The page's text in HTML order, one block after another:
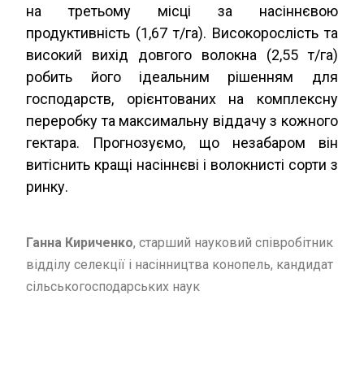
на третьому місці за насіннєвою
продуктивність (1,67 т/га). Високорослість та
високий вихід довгого волокна (2,55 т/га)
робить його ідеальним рішенням для
господарств, орієнтованих на комплексну
переробку та максимальну віддачу з кожного
гектара. Прогнозуємо, що незабаром він
витіснить кращі насіннєві і волокнисті сорти з
ринку.
Ганна Кириченко, старший науковий співробітник
відділу селекції і насінництва конопель, кандидат
сільськогосподарських наук